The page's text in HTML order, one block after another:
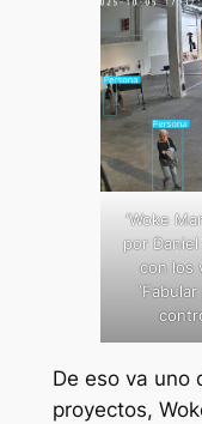
‘Woke
por
con los
De eso va uno
proyectos,